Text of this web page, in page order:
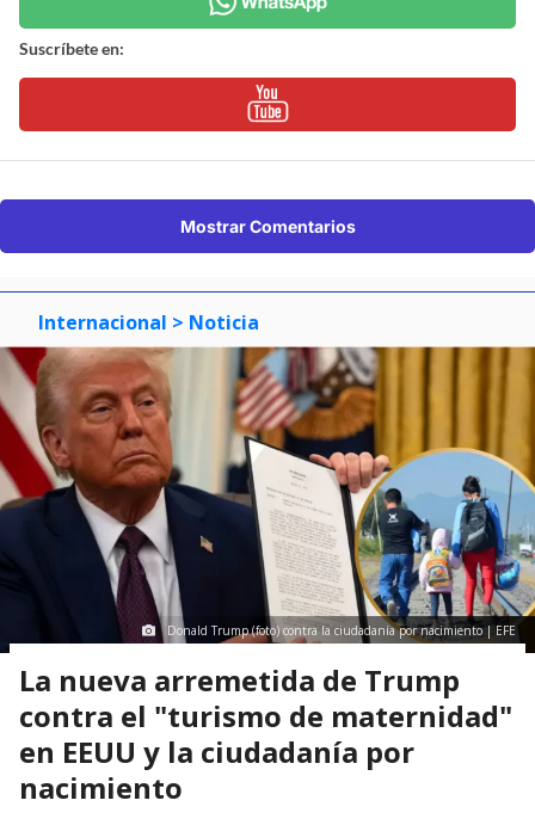
Suscríbete en:
Mostrar Comentarios
Internacional > Noticia
Donald Trump (foto) contra la ciudadanía por nacimiento | EFE
La nueva arremetida de Trump
contra el "turismo de maternidad"
en EEUU y la ciudadanía por
nacimiento